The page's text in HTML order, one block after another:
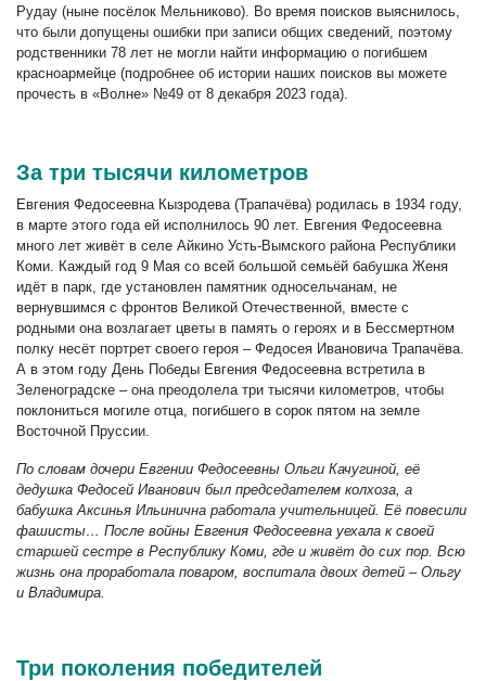
Рудау (ныне посёлок Мельниково). Во время поисков выяснилось,
что были допущены ошибки при записи общих сведений, поэтому
родственники 78 лет не могли найти информацию о погибшем
красноармейце (подробнее об истории наших поисков вы можете
прочесть в «Волне» №49 от 8 декабря 2023 года).
За три тысячи километров
Евгения Федосеевна Кызродева (Трапачёва) родилась в 1934 году,
в марте этого года ей исполнилось 90 лет. Евгения Федосеевна
много лет живёт в селе Айкино Усть-Вымского района Республики
Коми. Каждый год 9 Мая со всей большой семьёй бабушка Женя
идёт в парк, где установлен памятник односельчанам, не
вернувшимся с фронтов Великой Отечественной, вместе с
родными она возлагает цветы в память о героях и в Бессмертном
полку несёт портрет своего героя – Федосея Ивановича Трапачёва.
А в этом году День Победы Евгения Федосеевна встретила в
Зеленоградске – она преодолела три тысячи километров, чтобы
поклониться могиле отца, погибшего в сорок пятом на земле
Восточной Пруссии.
По словам дочери Евгении Федосеевны Ольги Качугиной, её
дедушка Федосей Иванович был председателем колхоза, а
бабушка Аксинья Ильинична работала учительницей. Её повесили
фашисты… После войны Евгения Федосеевна уехала к своей
старшей сестре в Республику Коми, где и живёт до сих пор. Всю
жизнь она проработала поваром, воспитала двоих детей – Ольгу
и Владимира.
Три поколения победителей